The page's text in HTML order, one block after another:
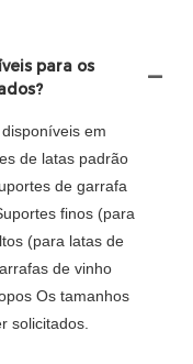
para os
em
de latas padrão
de garrafa
finos (para
(para latas de
de vinho
Os tamanhos
solicitados.